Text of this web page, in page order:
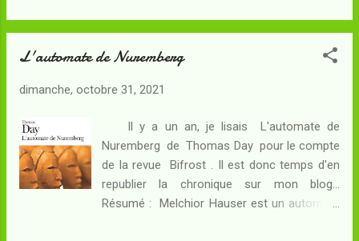
L'automate de Nuremberg
dimanche, octobre 31, 2021
Il y a un an, je lisais L'automate de
Nuremberg de Thomas Day pour le compte
de la revue Bifrost . Il est donc temps d'en
republier la chronique sur mon blog...
Résumé : Melchior Hauser est un automate